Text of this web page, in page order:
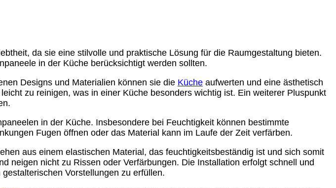
da sie eine stilvolle und praktische Lösung für die Raumgestaltung bieten.
in der Küche berücksichtigt werden sollten.
Designs und Materialien können sie die Küche aufwerten und eine ästhetisch
zu reinigen, was in einer Küche besonders wichtig ist. Ein weiterer Pluspunkt
in der Küche. Insbesondere bei Feuchtigkeit können bestimmte
Fugen öffnen oder das Material kann im Laufe der Zeit verfärben.
aus einem elastischen Material, das feuchtigkeitsbeständig ist und sich somit
neigen nicht zu Rissen oder Verfärbungen. Die Installation erfolgt schnell und
Vorstellungen zu erfüllen.